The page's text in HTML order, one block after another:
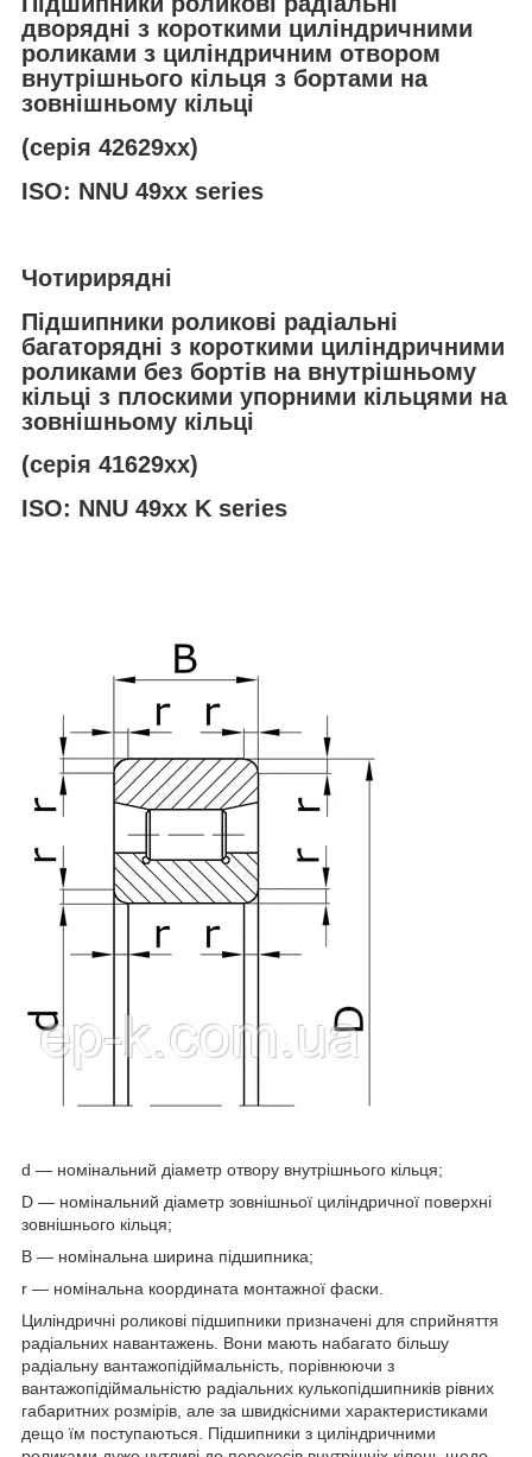
дворядні з короткими циліндричними
роликами з циліндричним отвором
внутрішнього кільця з бортами на
зовнішньому кільці
(серія 42629хх)
ISO: NNU 49xx series
Чотирирядні
Підшипники роликові радіальні
багаторядні з короткими циліндричними
роликами без бортів на внутрішньому
кільці з плоскими упорними кільцями на
зовнішньому кільці
(серія 41629хх)
ISO: NNU 49xx K series
d — номінальний діаметр отвору внутрішнього кільця;
D — номінальний діаметр зовнішньої циліндричної поверхні
зовнішнього кільця;
B — номінальна ширина підшипника;
r — номінальна координата монтажної фаски.
Циліндричні роликові підшипники призначені для сприйняття
радіальних навантажень. Вони мають набагато більшу
радіальну вантажопідіймальність, порівнюючи з
вантажопідіймальністю радіальних кулькопідшипників рівних
габаритних розмірів, але за швидкісними характеристиками
дещо їм поступаються. Підшипники з циліндричними